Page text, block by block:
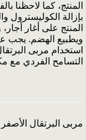
المنتج، كما لاحظنا
بإزالة الكوليسترول
المنتج على أغار
ويطبيع الهضم. يجب
استخدام مربى
التسامح الفردي مع
مربى البرتقال الأصفر kCal